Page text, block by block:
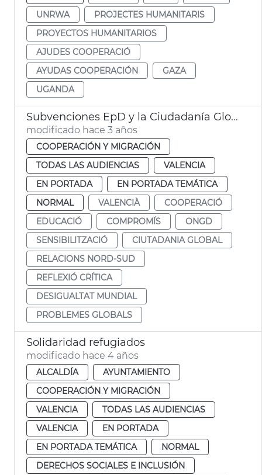
UNRWA
PROJECTES HUMANITARIS
PROYECTOS HUMANITARIOS
AJUDES COOPERACIÓ
AYUDAS COOPERACIÓN
GAZA
UGANDA
Subvenciones EpD y la Ciudadanía Global 2023
modificado hace 3 años
COOPERACIÓN Y MIGRACIÓN
TODAS LAS AUDIENCIAS
VALENCIA
EN PORTADA
EN PORTADA TEMÁTICA
NORMAL
VALENCIÀ
COOPERACIÓ
EDUCACIÓ
COMPROMÍS
ONGD
SENSIBILITZACIÓ
CIUTADANIA GLOBAL
RELACIONS NORD-SUD
REFLEXIÓ CRÍTICA
DESIGUALTAT MUNDIAL
PROBLEMES GLOBALS
Solidaridad refugiados
modificado hace 4 años
ALCALDÍA
AYUNTAMIENTO
COOPERACIÓN Y MIGRACIÓN
VALENCIA
TODAS LAS AUDIENCIAS
VALENCIA
EN PORTADA
EN PORTADA TEMÁTICA
NORMAL
DERECHOS SOCIALES E INCLUSIÓN